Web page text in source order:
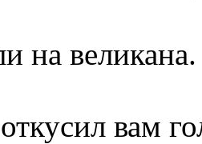
на великана.
вам